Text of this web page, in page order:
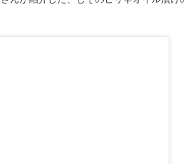
漬ける料理をご紹介します！
ったレシピを教えてくれました。